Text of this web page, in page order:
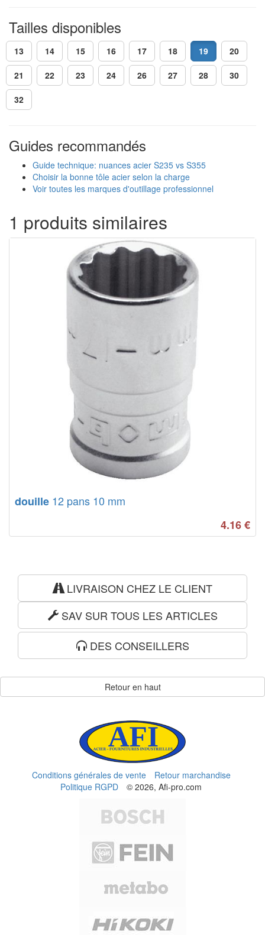
Tailles disponibles
13 14 15 16 17 18 19 20
21 22 23 24 26 27 28 30
32
Guides recommandés
Guide technique: nuances acier S235 vs S355
Choisir la bonne tôle acier selon la charge
Voir toutes les marques d'outillage professionnel
1 produits similaires
douille 12 pans 10 mm
4.16€
LIVRAISON CHEZ LE CLIENT
SAV SUR TOUS LES ARTICLES
DES CONSEILLERS
Retour en haut
Conditions générales de vente
Retour marchandise
Politique RGPD
© 2026, Afi-pro.com